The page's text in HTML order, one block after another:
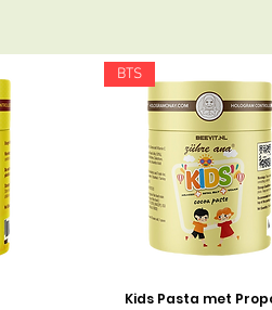
BTS
Kids Pasta met